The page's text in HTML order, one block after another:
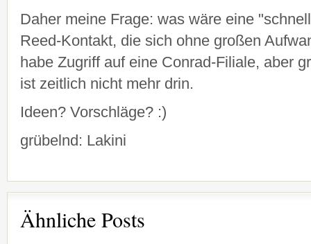
Daher meine Frage: was wäre eine
Reed-Kontakt, die sich ohne großen
habe Zugriff auf eine Conrad-Filiale, aber
ist zeitlich nicht mehr drin.
Ideen? Vorschläge? :)
grübelnd: Lakini
Ähnliche Posts